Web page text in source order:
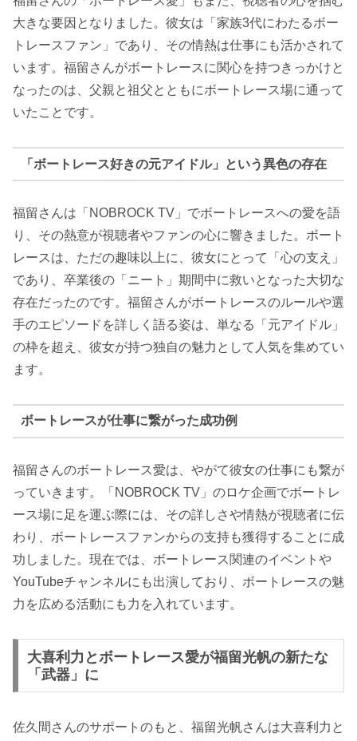
大きな要因となりました。彼女は「家族3代にわたるボー
トレースファン」であり、その情熱は仕事にも活かされて
います。福留さんがボートレースに関心を持つきっかけと
なったのは、父親と祖父とともにボートレース場に通って
いたことです。
「ボートレース好きの元アイドル」という異色の存在
福留さんは「NOBROCK TV」でボートレースへの愛を語
り、その熱意が視聴者やファンの心に響きました。ボート
レースは、ただの趣味以上に、彼女にとって「心の支え」
であり、卒業後の「ニート」期間中に救いとなった大切な
存在だったのです。福留さんがボートレースのルールや選
手のエピソードを詳しく語る姿は、単なる「元アイドル」
の枠を超え、彼女が持つ独自の魅力として人気を集めてい
ます。
ボートレースが仕事に繋がった成功例
福留さんのボートレース愛は、やがて彼女の仕事にも繋が
っていきます。「NOBROCK TV」のロケ企画でボートレ
ース場に足を運ぶ際には、その詳しさや情熱が視聴者に伝
わり、ボートレースファンからの支持も獲得することに成
功しました。現在では、ボートレース関連のイベントや
YouTubeチャンネルにも出演しており、ボートレースの魅
力を広める活動にも力を入れています。
大喜利力とボートレース愛が福留光帆の新たな
「武器」に
佐久間さんのサポートのもと、福留光帆さんは大喜利力と